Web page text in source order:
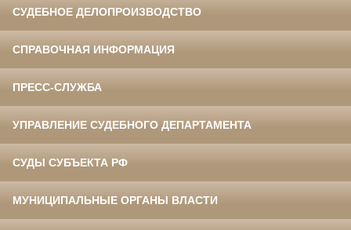
СУДЕБНОЕ ДЕЛОПРОИЗВОДСТВО
СПРАВОЧНАЯ ИНФОРМАЦИЯ
ПРЕСС-СЛУЖБА
УПРАВЛЕНИЕ СУДЕБНОГО ДЕПАРТАМЕНТА
СУДЫ СУБЪЕКТА РФ
МУНИЦИПАЛЬНЫЕ ОРГАНЫ ВЛАСТИ